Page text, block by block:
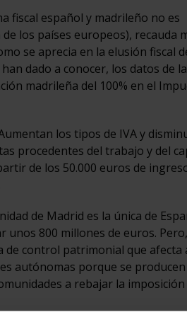
fiscal español y madrileño no es
los países europeos), recauda
se aprecia en la elusión fiscal
dado a conocer, los datos de la
madrileña del 100% en el
los tipos de IVA y
procedentes del trabajo y del
de los 50.000 euros de
de Madrid es la única de
unos 800 millones de euros.
de control patrimonial que afecta
autónomas porque se producen
a rebajar la imposición